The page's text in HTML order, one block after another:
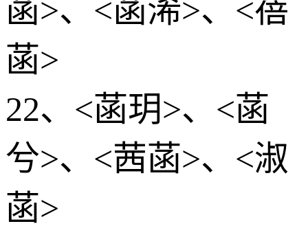
菡>、<菡浠>、<蓓
菡>
22、<菡玥>、<菡
兮>、<茜菡>、<淑
菡>